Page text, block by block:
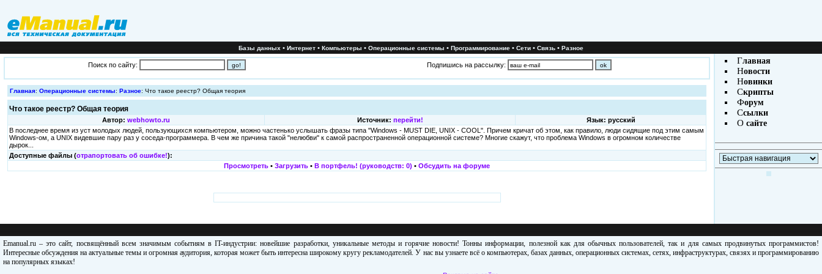
Базы данных•Интернет•Компьютеры•Операционные системы•Программирование•Сети•Связь•Разное
Поиск по сайту: Подпишись на рассылку:
Главная: Операционные системы: Разное: Что такое реестр? Общая теория
Что такое реестр? Общая теория
Автор: webhowto.ru Источник: перейти!
Язык: русский
В последнее время из уст молодых людей, пользующихся компьютером, можно частенько услышать фразы типа "Windows - MUST DIE, UNIX - COOL". Причем кричат об этом, как правило, люди сидящие под этим самым
Windows-ом, а UNIX видевшие пару раз у соседа-программера. В чем же причина такой "нелюбви" к самой распространенной операционной системе? Многие скажут, что проблема Windows в огромном количестве
дырок...
Доступные файлы (отрапортовать об ошибке!):
Просмотреть • Загрузить • В портфель! (руководств: 0) • Обсудить на форуме
Главная
Новости
Новинки
Скрипты
Форум
Ссылки
Осайте
Emanual.ru – это сайт, посвящённый всем значимым событиям в IT-индустрии: новейшие разработки, уникальные методы и горячие новости! Тонны информации, полезной как для обычных пользователей, так и для самых продвинутых программистов!
Интересные обсуждения на актуальные темы и огромная аудитория, которая может быть интересна широкому кругу рекламодателей. У нас вы узнаете всё о компьютерах, базах данных, операционных системах, сетях, инфраструктурах, связях и программированию
на популярных языках!